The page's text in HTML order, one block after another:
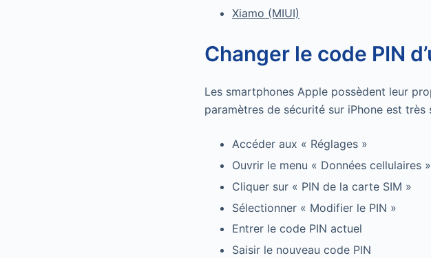
Xiamo (MIUI)
Changer le code PIN
Les smartphones Apple possèdent leur
paramètres de sécurité sur iPhone est très
Accéder aux « Réglages »
Ouvrir le menu « Données cellulaires »
Cliquer sur « PIN de la carte SIM »
Sélectionner « Modifier le PIN »
Entrer le code PIN actuel
Saisir le nouveau code PIN